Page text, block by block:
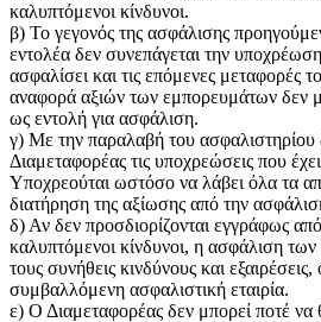
καλυπτόμενοι κίνδυνοι.
β) Το γεγονός της ασφάλισης
εντολέα δεν συνεπάγεται την
ασφαλίσει και τις επόμενες μεταφορές
αναφορά αξιών των εμπορευμάτων δεν
ως εντολή για ασφάλιση.
γ) Με την παραλαβή του ασφαλιστηρίου
Διαμεταφορέας τις υποχρεώσεις που
Υποχρεούται ωστόσο να λάβει όλα τα
διατήρηση της αξίωσης από την
δ) Αν δεν προσδιορίζονται εγγράφως
καλυπτόμενοι κίνδυνοι, η ασφάλιση των
τους συνήθεις κινδύνους και
συμβαλλόμενη ασφαλιστική εταιρία.
ε) Ο Διαμεταφορέας δεν μπορεί ποτέ να